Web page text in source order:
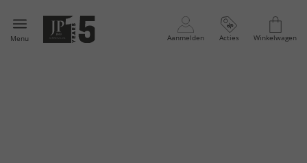
Menu Aanmelden Acties Winkelwagen